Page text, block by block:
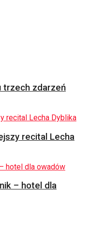
trzech zdarzeń
recital Lecha
– hotel dla